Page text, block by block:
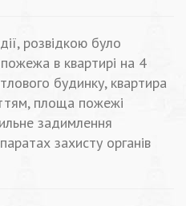
розвідкою було
в квартирі на 4
будинку, квартира
площа пожежі
задимлення
захисту органів